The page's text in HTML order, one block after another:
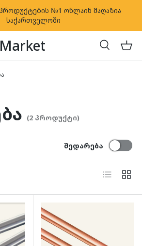
№1 ონლაინ მაღაზია
საქართველოში
ძებნა
(2 პროდუქტი)
შედარება
სია ბადე